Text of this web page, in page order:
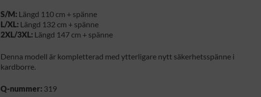
S/M: Längd 110 cm + spänne
L/XL: Längd 132 cm + spänne
2XL/3XL: Längd 147 cm + spänne
Denna modell är kompletterad med ytterligare nytt säkerhetsspänne i
kardborre.
Q-nummer: 319